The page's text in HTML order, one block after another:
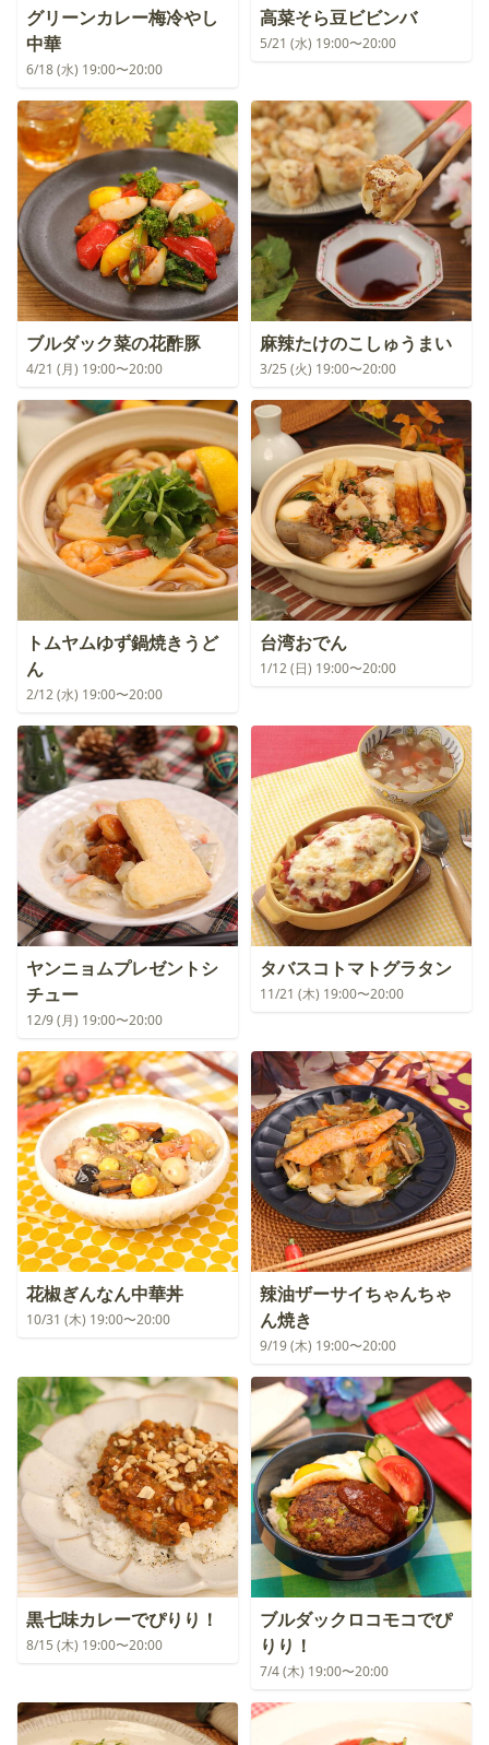
グリーンカレー梅冷やし
中華
6/18 (水) 19:00〜20:00
高菜そら豆ビビンバ
5/21 (水) 19:00〜20:00
ブルダック菜の花酢豚
4/21 (月) 19:00〜20:00
麻辣たけのこしゅうまい
3/25 (火) 19:00〜20:00
トムヤムゆず鍋焼きうど
ん
2/12 (水) 19:00〜20:00
台湾おでん
1/12 (日) 19:00〜20:00
ヤンニョムプレゼントシ
チュー
12/9 (月) 19:00〜20:00
タバスコトマトグラタン
11/21 (木) 19:00〜20:00
花椒ぎんなん中華丼
10/31 (木) 19:00〜20:00
辣油ザーサイちゃんちゃ
ん焼き
9/19 (木) 19:00〜20:00
黒七味カレーでぴりり！
8/15 (木) 19:00〜20:00
ブルダックロコモコでぴ
りり！
7/4 (木) 19:00〜20:00